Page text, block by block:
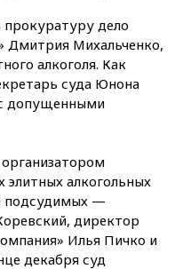
дело
Дмитрия Михальченко,
алкоголя. Как
суда Юнона
допущенными
алкогольных
подсудимых —
директор
Илья Пичко и
декабря суд